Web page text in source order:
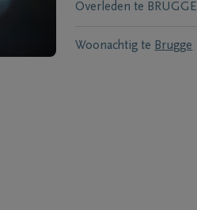
Overleden te BRUGGE
Woonachtig te Brugge